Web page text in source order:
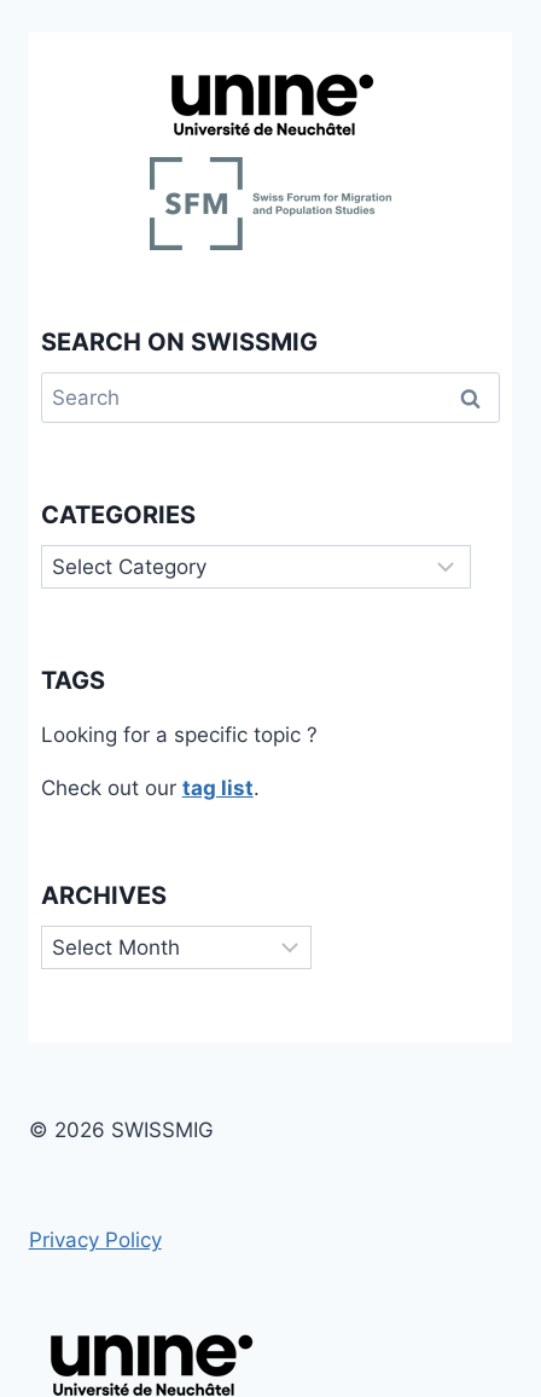
SEARCH ON SWISSMIG
Search
for:
CATEGORIES
Categories
TAGS
Looking for a specific topic ?
Check out our tag list.
ARCHIVES
Archives
© 2026 SWISSMIG
Privacy Policy